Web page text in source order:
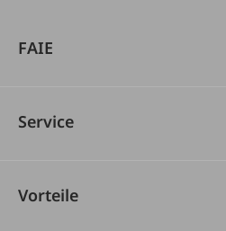
FAIE
Service
Vorteile